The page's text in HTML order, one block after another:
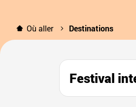
Où aller Destinations
Festival